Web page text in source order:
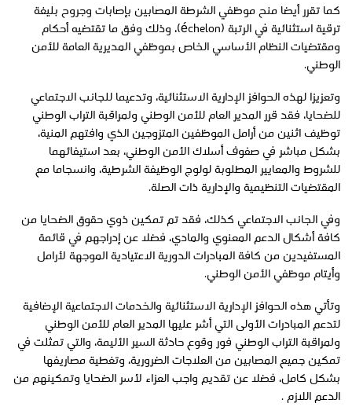
كما تقرر أيضا منح موظفي الشرطة المصابين بإصابات وجروح بليغة
ترقية استثنائية في الرتبة (échelon)، وذلك وفق ما تقتضيه أحكام
ومقتضيات النظام الأساسي الخاص بموظفي المديرية العامة للأمن
الوطني.
وتعزيزا لهذه الحوافز الإدارية الاستثنائية، وتدعيما للجانب الاجتماعي
للضحايا، فقد قرر المدير العام للأمن الوطني ولمراقبة التراب الوطني
توظيف اثنين من أرامل الموظفين المتزوجين الذي وافتهم المنية،
بشكل مباشر في صفوف أسلاك الأمن الوطني، بعد استيفائهما
للشروط والمعايير المطلوبة لولوج الوظيفة الشرطية، وانسجاما مع
المقتضيات التنظيمية والإدارية ذات الصلة.
وفي الجانب الاجتماعي كذلك، فقد تم تمكين ذوي حقوق الضحايا من
كافة أشكال الدعم المعنوي والمادي، فضلا عن إدراجهم في قائمة
المستفيدين من كافة المبادرات الدورية الاعتيادية الموجهة لأرامل
وأيتام موظفي الأمن الوطني.
وتأتي هذه الحوافز الإدارية الاستثنائية والخدمات الاجتماعية الإضافية
لتدعم المبادرات الأولى التي أشر عليها المدير العام للأمن الوطني
ولمراقبة التراب الوطني فور وقوع حادثة السير الأليمة، والتي تمثلت في
تمكين جميع المصابين من العلاجات الضرورية، وتغطية مصاريفها
بشكل كامل، فضلا عن تقديم واجب العزاء لأسر الضحايا وتمكينهم من
الدعم اللازم .